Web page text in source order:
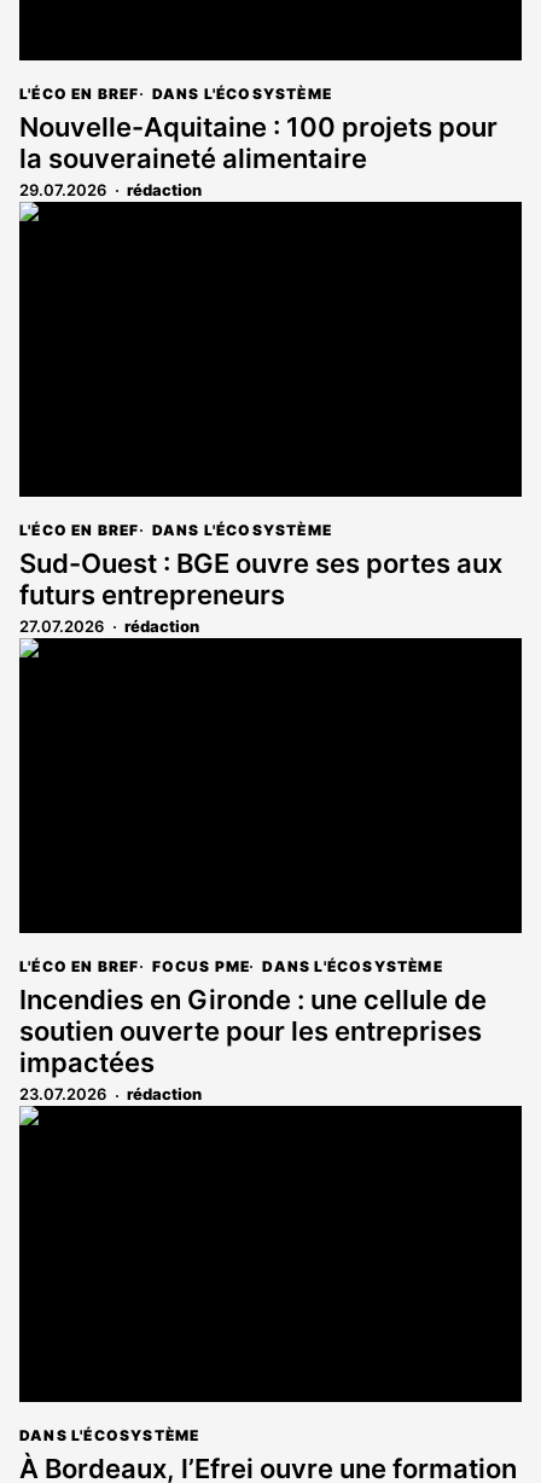
L'ÉCO EN BREF DANS L'ÉCOSYSTÈME
Nouvelle-Aquitaine : 100 projets pour
la souveraineté alimentaire
29.07.2026 rédaction
L'ÉCO EN BREF DANS L'ÉCOSYSTÈME
Sud-Ouest : BGE ouvre ses portes aux
futurs entrepreneurs
27.07.2026 rédaction
L'ÉCO EN BREF FOCUS PME DANS L'ÉCOSYSTÈME
Incendies en Gironde : une cellule de
soutien ouverte pour les entreprises
impactées
23.07.2026 rédaction
DANS L'ÉCOSYSTÈME
À Bordeaux, l’Efrei ouvre une formation